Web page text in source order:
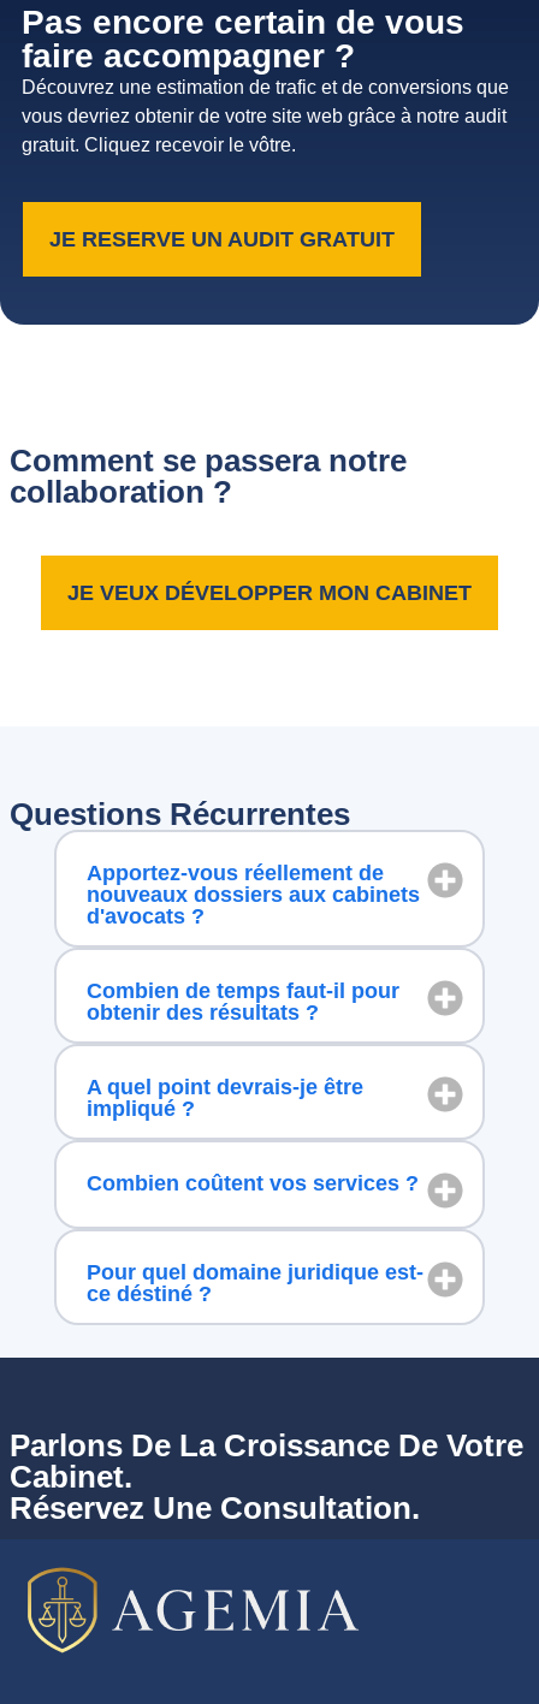
Pas encore certain de vous
faire accompagner ?
Découvrez une estimation de trafic et de conversions que
vous devriez obtenir de votre site web grâce à notre audit
gratuit. Cliquez recevoir le vôtre.
JE RESERVE UN AUDIT GRATUIT
Comment se passera notre
collaboration ?
JE VEUX DÉVELOPPER MON CABINET
Questions Récurrentes
Apportez-vous réellement de
nouveaux dossiers aux cabinets
d'avocats ?
Combien de temps faut-il pour
obtenir des résultats ?
A quel point devrais-je être
impliqué ?
Combien coûtent vos services ?
Pour quel domaine juridique est-
ce déstiné ?
Parlons De La Croissance De Votre
Cabinet.
Réservez Une Consultation.